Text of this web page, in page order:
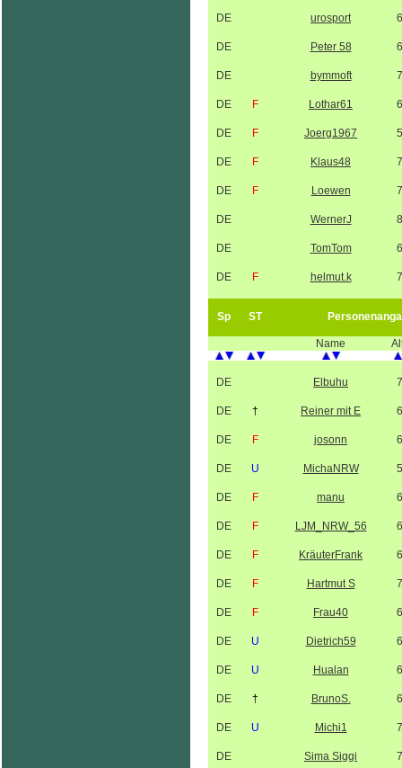
DE urosport
DE Peter 58
DE bymmoft
DE F Lothar61
DE F Joerg1967
DE F Klaus48
DE F Loewen
DE WernerJ
DE TomTom
DE F helmut.k
Sp ST
Name
DE Elbuhu
DE † Reiner mit E
DE F josonn
DE U MichaNRW
DE F manu
DE F LJM_NRW_56
DE F KräuterFrank
DE F Hartmut S
DE F Frau40
DE U Dietrich59
DE U Hualan
DE † BrunoS.
DE U Michi1
DE Sima Siggi